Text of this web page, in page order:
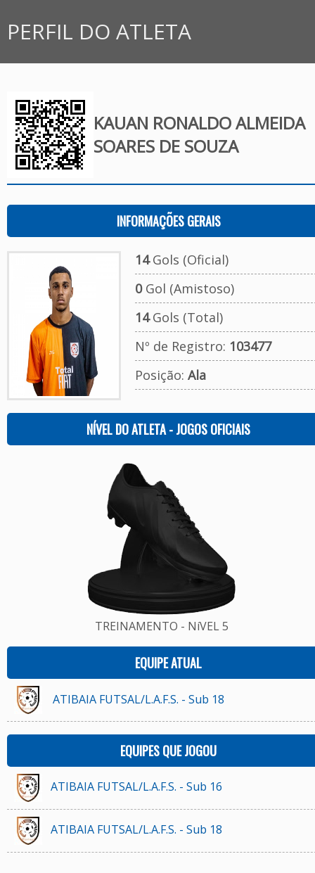
PERFIL DO ATLETA
KAUAN RONALDO ALMEIDA
SOARES DE SOUZA
INFORMAÇÕES GERAIS
14Gols (Oficial)
0Gol (Amistoso)
14Gols (Total)
Nº de Registro: 103477
Posição: Ala
NÍVEL DO ATLETA - JOGOS OFICIAIS
TREINAMENTO - NíVEL 5
EQUIPE ATUAL
ATIBAIA FUTSAL/L.A.F.S. - Sub 18
EQUIPES QUE JOGOU
ATIBAIA FUTSAL/L.A.F.S. - Sub 16
ATIBAIA FUTSAL/L.A.F.S. - Sub 18